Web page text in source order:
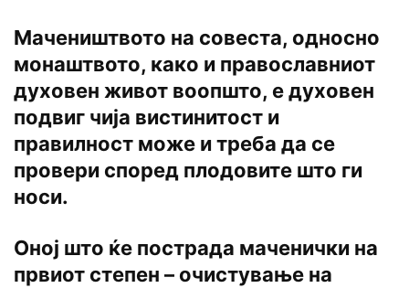
Мачеништвото на совеста, односно
монаштвото, како и православниот
духовен живот воопшто, е духовен
подвиг чија вистинитост и
правилност може и треба да се
провери според плодовите што ги
носи.
Оној што ќе пострада маченички на
првиот степен – очистување на